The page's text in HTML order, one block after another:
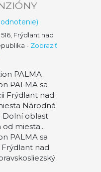
Frýdlant nad
- Zobraziť
PALMA.
PALMA sa
Frýdlant nad
Národná
Dolní oblast
miesta...
PALMA sa
nad